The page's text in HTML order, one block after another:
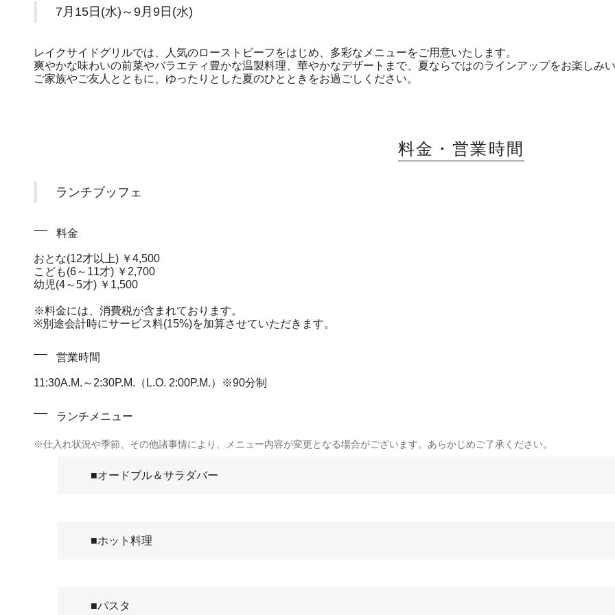
7月15日(水)～9月9日(水)
レイクサイドグリルでは、人気のローストビーフをはじめ、多彩なメニューをご用意いたします。
爽やかな味わいの前菜やバラエティ豊かな温製料理、華やかなデザートまで、夏ならではのラインアップをお楽しみい
ご家族やご友人とともに、ゆったりとした夏のひとときをお過ごしください。
料金・営業時間
ランチブッフェ
料金
おとな(12才以上) ￥4,500
こども(6～11才) ￥2,700
幼児(4～5才) ￥1,500
※料金には、消費税が含まれております。
※別途会計時にサービス料(15%)を加算させていただきます。
営業時間
11:30A.M.～2:30P.M.（L.O. 2:00P.M.）※90分制
ランチメニュー
※仕入れ状況や季節、その他諸事情により、メニュー内容が変更となる場合がございます。あらかじめご了承ください。
■オードブル＆サラダバー
■ホット料理
■パスタ